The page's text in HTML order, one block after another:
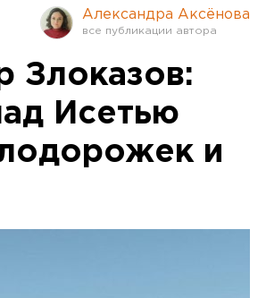
Александра Аксёнова
Злоказов:
Исетью
и